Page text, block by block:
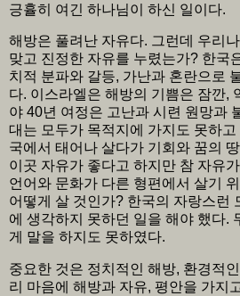
긍휼히 여긴 하나님이 하신 일이다.
해방은 풀려난 자유다. 그런데 우리
맞고 진정한 자유를 누렸는가? 한국
치적 분파와 갈등, 가난과 혼란으로
다. 이스라엘은 해방의 기쁨은 잠깐,
야 40년 여정은 고난과 시련 원망과
대는 모두가 목적지에 가지도 못하
국에서 태어나 살다가 기회와 꿈의
이곳 자유가 좋다고 하지만 참 자유
언어와 문화가 다른 형편에서 살기
어떻게 살 것인가? 한국의 자랑스런
에 생각하지 못하던 일을 해야 했다.
게 말을 하지도 못하였다.
중요한 것은 정치적인 해방, 환경적
리 마음에 해방과 자유, 평안을 가지